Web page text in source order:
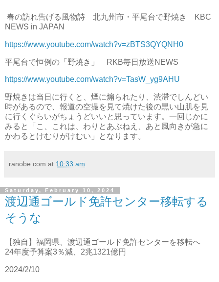
春の訪れ告げる風物詩 北九州市・平尾台で野焼き KBC
NEWS in JAPAN
https://www.youtube.com/watch?v=zBTS3QYQNH0
平尾台で恒例の「野焼き」 RKB毎日放送NEWS
https://www.youtube.com/watch?v=TasW_yg9AHU
野焼きは当日に行くと、煙に煽られたり、渋滞でしんどい
時があるので、報道の空撮を見て焼けた後の黒い山肌を見
に行くぐらいがちょうどいいと思っています。一回じかに
みると「こ、これは、わりとあぶねえ、あと風向きが急に
かわるとけむりがけむい」となります。
ranobe.com at 10:33 am
Saturday, February 10, 2024
渡辺通ゴールド免許センター移転する
そうな
【独自】福岡県、渡辺通ゴールド免許センターを移転へ
24年度予算案3％減、2兆1321億円
2024/2/10